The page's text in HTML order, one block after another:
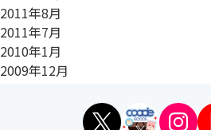
2011年8月
2011年7月
2010年1月
2009年12月